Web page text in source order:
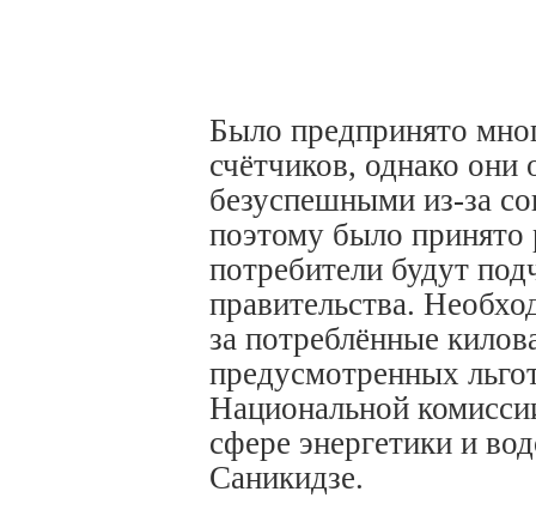
Было предпринято
счётчиков, однако они
безуспешными из-за
поэтому было принято
потребители будут
правительства.
за потреблённые
предусмотренных
Национальной
сфере энергетики и
Саникидзе.